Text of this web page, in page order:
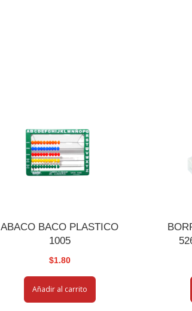
ABACO BACO PLASTICO
1005
$1.80
Añadir al carrito